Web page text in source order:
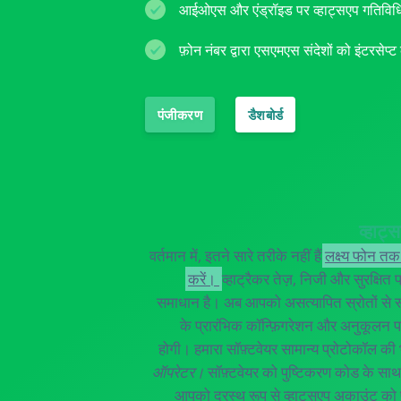
आईओएस और एंड्रॉइड पर व्हाट्सएप
फ़ोन नंबर द्वारा एसएमएस संदेशों को
पंजीकरण डैशबोर्ड
वर्तमान में, इतने सारे तरीके नहीं हैंलक्ष्य फोन
करें। व्हाट्रैकर तेज़, निजी और सुरक्षित
समाधान है। अब आपको असत्यापित स्रोतों से
के प्रारंभिक कॉन्फ़िगरेशन और अनुकूलन
होगी। हमारा सॉफ़्टवेयर सामान्य प्रोटोकॉल
ऑपरेटर। सॉफ़्टवेयर को पुष्टिकरण कोड के
आपको दूरस्थ रूप से व्हाट्सएप अकाउंट को